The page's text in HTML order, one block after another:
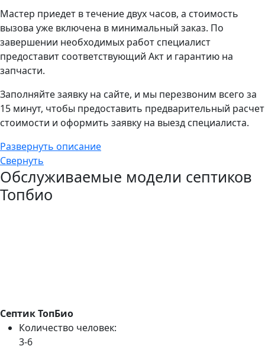
Мастер приедет в течение двух часов, а стоимость
вызова уже включена в минимальный заказ. По
завершении необходимых работ специалист
предоставит соответствующий Акт и гарантию на
запчасти.
Заполняйте заявку на сайте, и мы перезвоним всего за
15 минут, чтобы предоставить предварительный расчет
стоимости и оформить заявку на выезд специалиста.
Развернуть описание
Свернуть
Обслуживаемые модели септиков
Топбио
Септик ТопБио
Количество человек:
3-6